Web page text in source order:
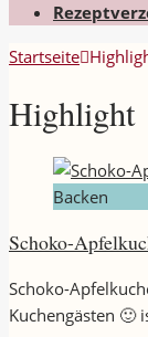
Startseite
Highlight
Backen
Schoko-
Schoko-
Kuchengästen 🙂